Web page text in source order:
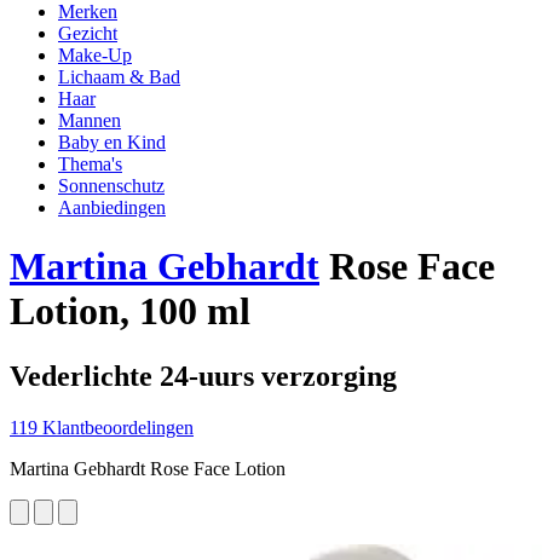
Merken
Gezicht
Make-Up
Lichaam & Bad
Haar
Mannen
Baby en Kind
Thema's
Sonnenschutz
Aanbiedingen
Martina Gebhardt Rose Face
Lotion, 100 ml
Vederlichte 24-uurs verzorging
119 Klantbeoordelingen
Martina Gebhardt Rose Face Lotion